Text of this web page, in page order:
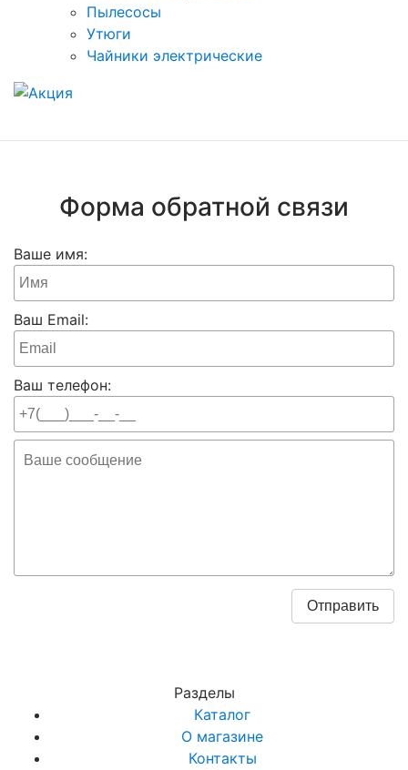
Пылесосы
Утюги
Чайники электрические
Форма обратной связи
Ваше имя:
Ваш Email:
Ваш телефон:
Разделы
Каталог
О магазине
Контакты